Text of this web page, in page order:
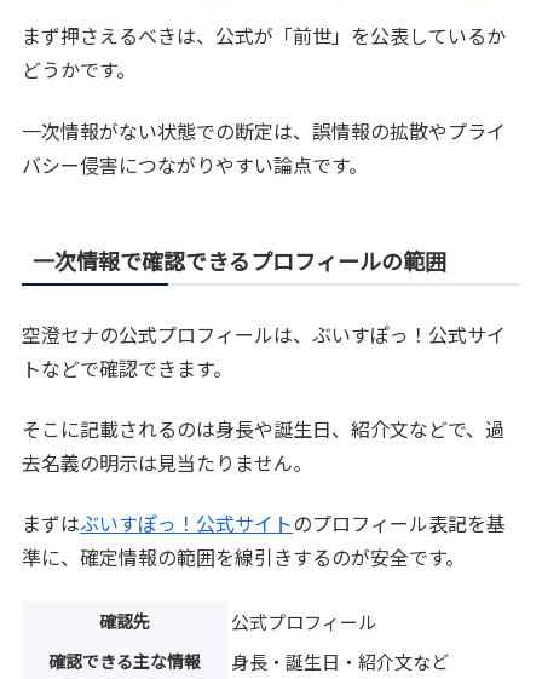
まず押さえるべきは、公式が「前世」を公表しているか
どうかです。
一次情報がない状態での断定は、誤情報の拡散やプライ
バシー侵害につながりやすい論点です。
一次情報で確認できるプロフィールの範囲
空澄セナの公式プロフィールは、ぶいすぽっ！公式サイ
トなどで確認できます。
そこに記載されるのは身長や誕生日、紹介文などで、過
去名義の明示は見当たりません。
まずはぶいすぽっ！公式サイトのプロフィール表記を基
準に、確定情報の範囲を線引きするのが安全です。
確認先 公式プロフィール
確認できる主な情報 身長・誕生日・紹介文など